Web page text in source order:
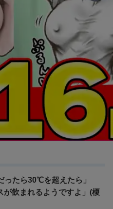
ったら30℃を超えたら」
が飲まれるようですよ」(榎